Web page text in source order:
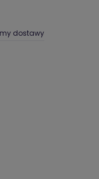
dostawy